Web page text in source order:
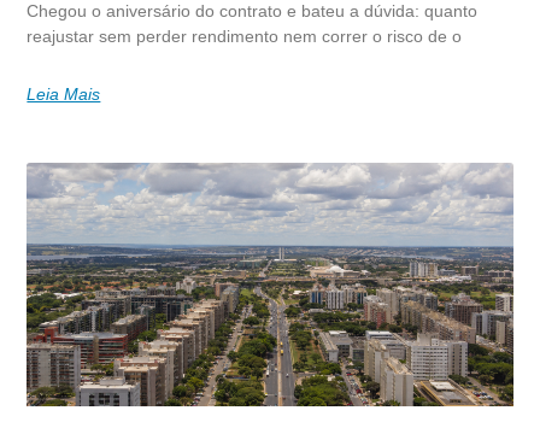
Chegou o aniversário do contrato e bateu a dúvida: quanto
reajustar sem perder rendimento nem correr o risco de o
Leia Mais